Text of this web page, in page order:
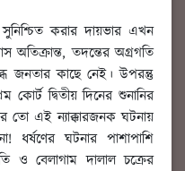
করার দায়ভার এখন
তদন্তের অগ্রগতি
জনতার কাছে নেই। উপরন্তু
দ্বিতীয় দিনের শুনানির
তো এই ন্যাক্কারজনক ঘটনায়
ঘটনার পাশাপাশি
ও বেলাগাম দালাল চক্রের